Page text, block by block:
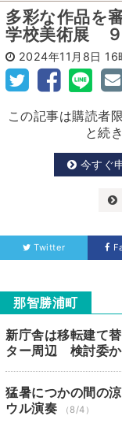
多彩な作品を
学校美術展
2024年11月8日 16
この記事は購読者
と続
今すぐ
Twitter
那智勝浦町
新庁舎は移転建て
ター周辺 検討委か
猛暑につかの間の
ウル演奏
（8/4）